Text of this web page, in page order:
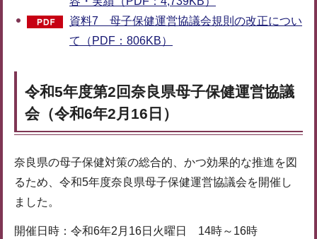
資料7 母子保健運営協議会規則の改正につい
て（PDF：806KB）
令和5年度第2回奈良県母子保健運営協議
会（令和6年2月16日）
奈良県の母子保健対策の総合的、かつ効果的な推進を図
るため、令和5年度奈良県母子保健運営協議会を開催し
ました。
開催日時：令和6年2月16日火曜日 14時～16時